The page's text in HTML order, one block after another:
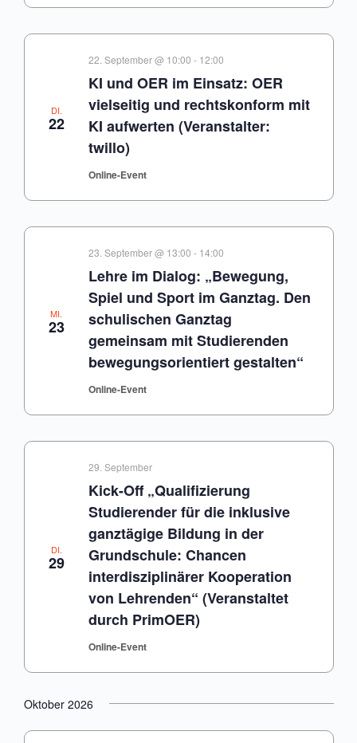
DI.
22
KI und OER im Einsatz: OER
vielseitig und rechtskonform mit
KI aufwerten (Veranstalter:
twillo)
22. September @ 10:00 - 12:00
Online-Event
MI.
23
Lehre im Dialog: „Bewegung,
Spiel und Sport im Ganztag. Den
schulischen Ganztag
gemeinsam mit Studierenden
bewegungsorientiert gestalten“
23. September @ 13:00 - 14:00
Online-Event
DI.
29
Kick-Off „Qualifizierung
Studierender für die inklusive
ganztägige Bildung in der
Grundschule: Chancen
interdisziplinärer Kooperation
von Lehrenden“ (Veranstaltet
durch PrimOER)
29. September
Online-Event
Oktober 2026